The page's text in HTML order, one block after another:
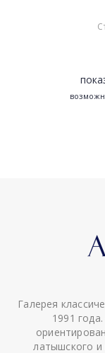
Галерея
1991
латышского и